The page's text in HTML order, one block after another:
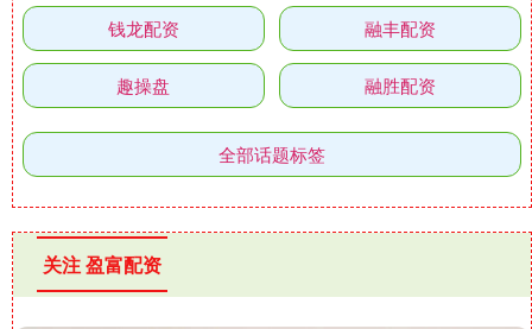
钱龙配资 融丰配资
趣操盘 融胜配资
全部话题标签
关注 盈富配资